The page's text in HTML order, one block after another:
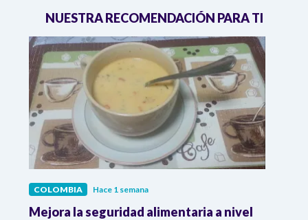
NUESTRA RECOMENDACIÓN PARA TI
COLOMBIA Hace 1 semana
Mejora la seguridad alimentaria a nivel